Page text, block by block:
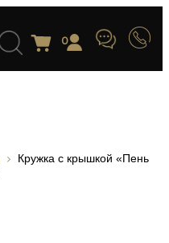
0
Кружка с крышкой «Пень